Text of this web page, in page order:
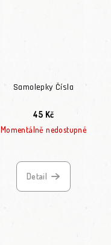
Samolepky Čísla
45 Kč
Momentálně nedostupné
Detail